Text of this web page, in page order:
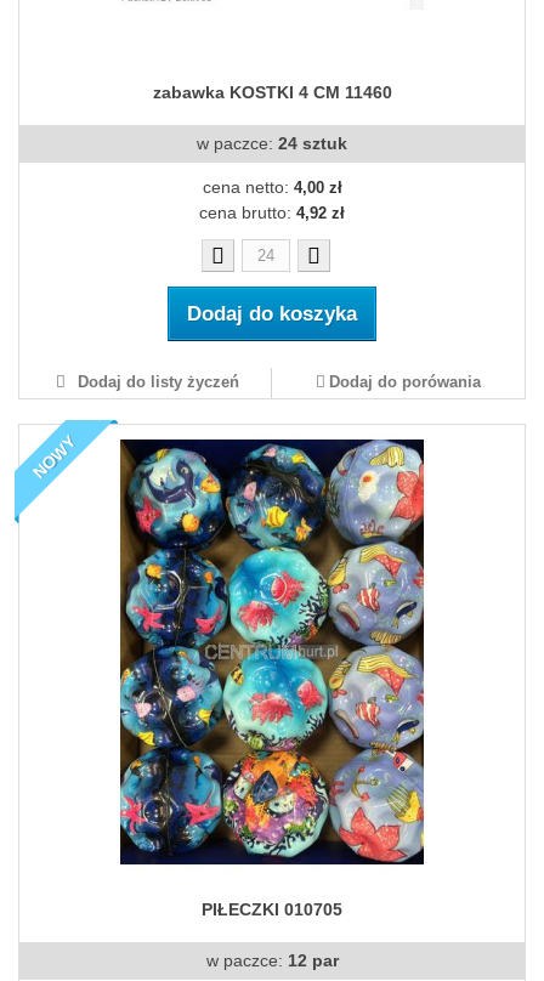
zabawka KOSTKI 4 CM 11460
w paczce: 24 sztuk
cena netto: 4,00 zł
cena brutto: 4,92 zł
Dodaj do koszyka
Dodaj do listy życzeń Dodaj do porówania
NOWY
PIŁECZKI 010705
w paczce: 12 par